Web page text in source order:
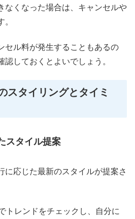
なくなった場合は、キャンセルや
セル料が発生することもあるの
しておくとよいでしょう。
スタイリングとタイミ
スタイル提案
に応じた最新のスタイルが提案さ
トレンドをチェックし、自分に